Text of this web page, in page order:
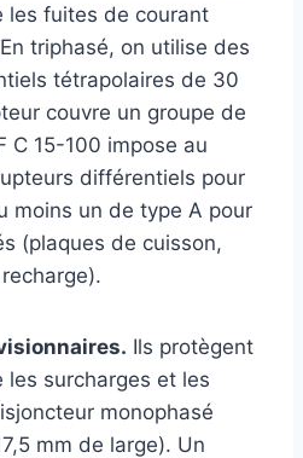
les fuites de courant
triphasé, on utilise des
tétrapolaires de 30
couvre un groupe de
C 15-100 impose au
différentiels pour
moins un de type A pour
(plaques de cuisson,
Ils protègent
les surcharges et les
monophasé
mm de large). Un